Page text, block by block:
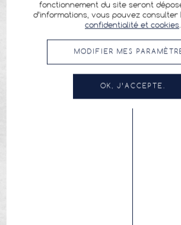
fonctionnement du site seront
d’informations, vous pouvez consulter
confidentialité et cookies.
MODIFIER MES
OK, J’ACCEPTE.